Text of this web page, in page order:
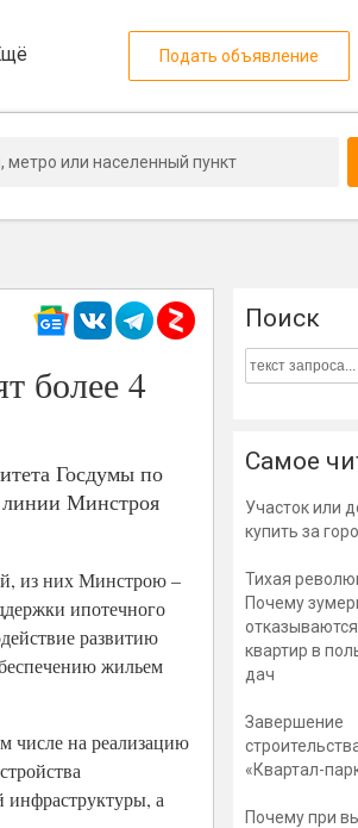
Подать объявление
более 4
Госдумы по
линии Минстроя
из них Минстрою –
ипотечного
развитию
жильем
числе на реализацию
инфраструктуры, а
Поиск
Самое
Участок или
купить за
Тихая
Почему
квартир в
дач
Завершение
«Квартал-
Почему при